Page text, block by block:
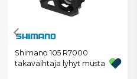
Shimano 105 R7000
takavaihtaja lyhyt musta